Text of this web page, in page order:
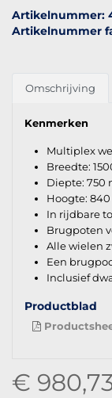
Artikelnummer:
Artikelnummer
Omschrijving
Kenmerken
Multiplex
Breedte:
Diepte: 750
Hoogte:
In rijdbare
Brugpoten
Alle wielen
Een
Inclusief
Productblad
€